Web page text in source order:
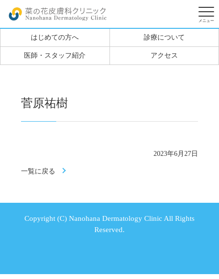
はじめての方へ 診療について
医師・スタッフ紹介 アクセス
菅原祐樹
2023年6月27日
一覧に戻る
Copyright (C) Nanohana Dermatology Clinic All Rights
Reserved.